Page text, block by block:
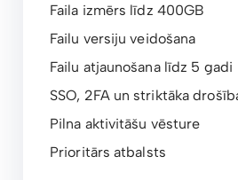
Faila izmērs līdz 400GB
Failu versiju veidošana
Failu atjaunošana līdz 5 gadi
SSO, 2FA un striktāka
Pilna aktivitāšu vēsture
Prioritārs atbalsts